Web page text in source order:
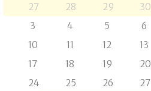
27 28 29 30
3
4 5 6
10
11 12 13
17
18 19 20
24
25 26 27